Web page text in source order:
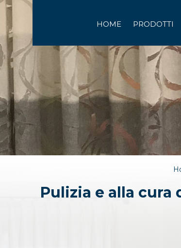
HOME PRODOTTI
Pulizia e alla